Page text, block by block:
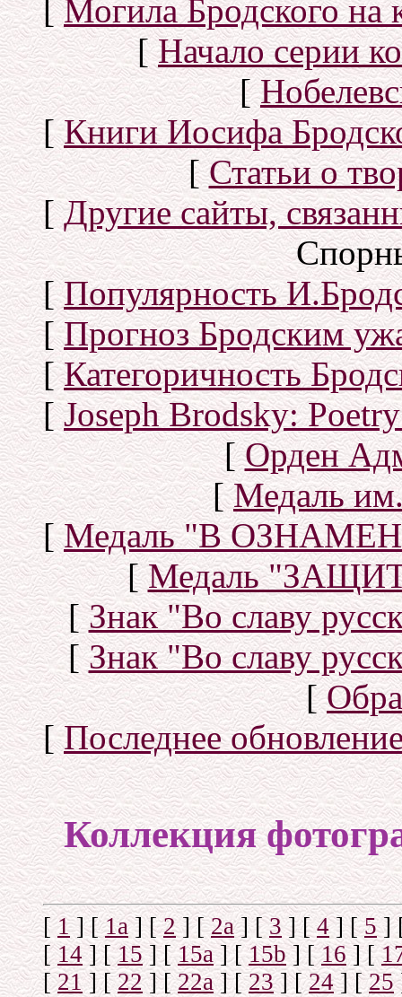
[Могила Бродского
[Начало серии
[
[Книги Иосифа
[Статьи о
[Другие сайты,
[Популярность
[Прогноз Бродским
[Категоричность
[Joseph Brodsky:
[Орден
[Медаль
[Медаль "В
[Медаль
[Знак "Во славу
[Знак "Во славу
[
[Последнее
Коллекция
[1] [1а] [2] [2а] [3] [4] [5]
[14] [15] [15a] [15b] [16] [
[21] [22] [22a] [23] [24] [25